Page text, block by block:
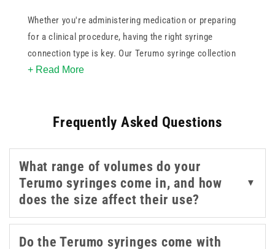
Whether you're administering medication or preparing
for a clinical procedure, having the right syringe
connection type is key. Our Terumo syringe collection
includes both Luer Lock and Luer Slip designs, giving
Available in a wide range of volumes from 1ml to 50ml,
and reduced plunger resistance. Terumo syringes are
compatible with a variety of needle gauges, including the
popular 21g green. Choose catheter tip options for
irrigation or enteral applications, and keep your
stockroom ready for all types of care delivery.
+ Read More
Frequently Asked Questions
What range of volumes do your
Terumo syringes come in, and how
does the size affect their use?
▼
Do the Terumo syringes come with